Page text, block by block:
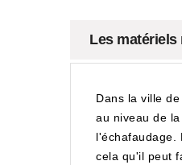
Les
Dans la ville
au niveau de
l'échafaudage.
cela qu'il peut